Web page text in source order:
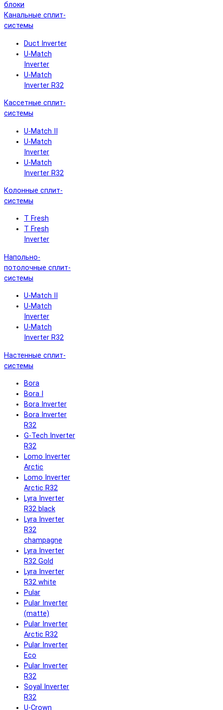
блоки
Канальные сплит-
системы
Duct Inverter
U-Match
Inverter
U-Match
Inverter R32
Кассетные сплит-
системы
U-Match II
U-Match
Inverter
U-Match
Inverter R32
Колонные сплит-
системы
T Fresh
T Fresh
Inverter
Напольно-
потолочные сплит-
системы
U-Match II
U-Match
Inverter
U-Match
Inverter R32
Настенные сплит-
системы
Bora
Bora I
Bora Inverter
Bora Inverter
R32
G-Tech Inverter
R32
Lomo Inverter
Arctic
Lomo Inverter
Arctic R32
Lyra Inverter
R32 black
Lyra Inverter
R32
champagne
Lyra Inverter
R32 Gold
Lyra Inverter
R32 white
Pular
Pular Inverter
(matte)
Pular Inverter
Arctic R32
Pular Inverter
Eco
Pular Inverter
R32
Soyal Inverter
R32
U-Crown